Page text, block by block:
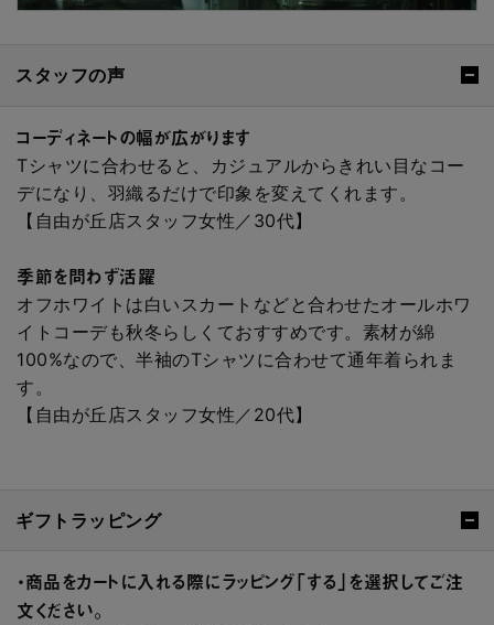
スタッフの声
コーディネートの幅が広がります
Tシャツに合わせると、カジュアルからきれい目なコー
デになり、羽織るだけで印象を変えてくれます。
【自由が丘店スタッフ女性／30代】
季節を問わず活躍
オフホワイトは白いスカートなどと合わせたオールホワ
イトコーデも秋冬らしくておすすめです。素材が綿
100%なので、半袖のTシャツに合わせて通年着られま
す。
【自由が丘店スタッフ女性／20代】
ギフトラッピング
・商品をカートに入れる際にラッピング「する」を選択してご注
文ください。